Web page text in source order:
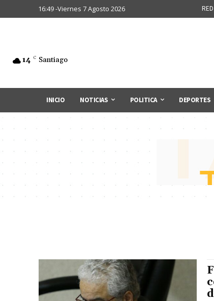
16:49 -Viernes 7 Agosto 2026
14 C Santiago
INICIO NOTICIAS POLITICA DEPORTES